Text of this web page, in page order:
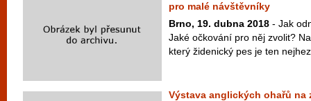
pro malé návštěvníky
Brno, 19. dubna 2018 - Jak
Jaké očkování pro něj zvolit?
který židenický pes je ten
Výstava anglických ohařů na